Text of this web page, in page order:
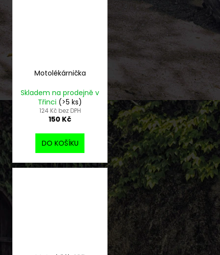
Motolékárnička
Skladem na prodejně v
Třinci (>5 ks)
124 Kč bez DPH
150 Kč
DO KOŠÍKU